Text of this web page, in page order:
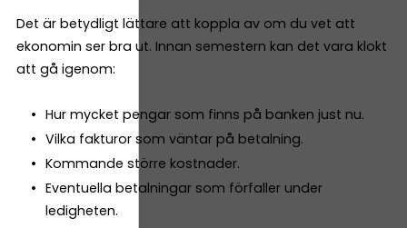
Det är betydligt lättare att koppla av om du vet att
ekonomin ser bra ut. Innan semestern kan det vara klokt
att gå igenom:
Hur mycket pengar som finns på banken just nu.
Vilka fakturor som väntar på betalning.
Kommande större kostnader.
Eventuella betalningar som förfaller under
ledigheten.